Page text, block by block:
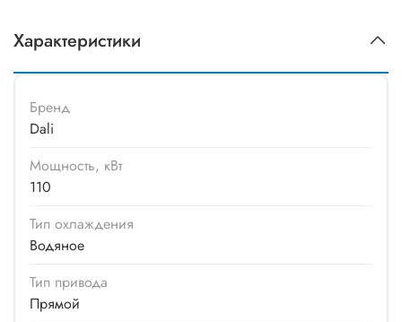
Характеристики
Бренд
Dali
Мощность, кВт
110
Тип охлаждения
Водяное
Тип привода
Прямой